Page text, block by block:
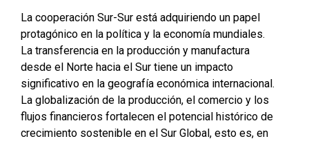
La cooperación Sur-Sur está adquiriendo un papel
protagónico en la política y la economía mundiales.
La transferencia en la producción y manufactura
desde el Norte hacia el Sur tiene un impacto
significativo en la geografía económica internacional.
La globalización de la producción, el comercio y los
flujos financieros fortalecen el potencial histórico de
crecimiento sostenible en el Sur Global, esto es, en